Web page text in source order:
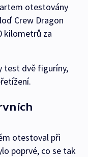
otestovány
Crew Dragon
kilometrů za
test dvě figuríny,
otestoval při
poprvé, co se tak